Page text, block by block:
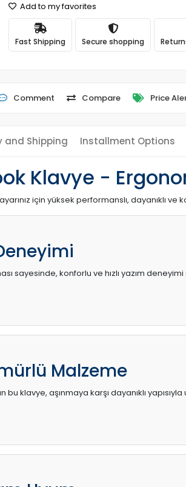
Add to my favorites
Fast Shipping Secure shopping
Comment Compare Price
and Shipping Installment Options
Klavye -
için yüksek performanslı, dayanıklı ve
sayesinde, konforlu ve hızlı yazım deneyimi
Malzeme
klavye, aşınmaya karşı dayanıklı yapısıyla